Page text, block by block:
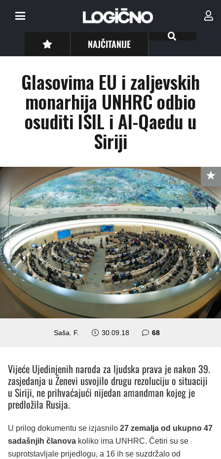
NAJČITANIJE
Glasovima EU i zaljevskih
monarhija UNHRC odbio
osuditi ISIL i Al-Qaedu u
Siriji
Saša. F. 30.09.18 68komentara
Vijeće Ujedinjenih naroda za ljudska prava je nakon 39.
zasjedanja u Ženevi usvojilo drugu rezoluciju o situaciji
u Siriji, ne prihvaćajući nijedan amandman kojeg je
predložila Rusija.
U prilog dokumentu se izjasnilo 27 zemalja od ukupno 47
sadašnjih članova koliko ima UNHRC. Četiri su se
suprotstavljale prijedlogu, a 16 ih se suzdržalo od